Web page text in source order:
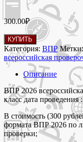
300.00₽
Количество
товара
ВПР
2026
литература
класс
8
новых
тренировочных
вариантов
с
КУПИТЬ
Категория: ВПР
всероссийская
Описание
ВПР 2026
класс дата проведения
В стоимость (300
формата ВПР 2026 по
проверки;